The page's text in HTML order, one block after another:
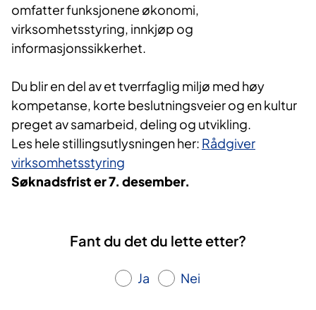
omfatter funksjonene økonomi,
virksomhetsstyring, innkjøp og
informasjonssikkerhet.
Du blir en del av et tverrfaglig miljø med høy
kompetanse, korte beslutningsveier og en kultur
preget av samarbeid, deling og utvikling.
Les hele stillingsutlysningen her: Rådgiver
virksomhetsstyring
Søknadsfrist er 7. desember.
Fant du det du lette etter?
Ja Nei